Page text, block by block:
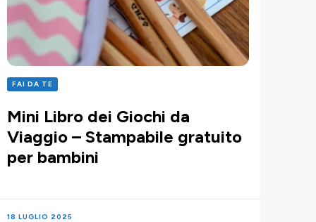
FAI DA TE
Mini Libro dei Giochi da
Viaggio – Stampabile gratuito
per bambini
18 LUGLIO 2025